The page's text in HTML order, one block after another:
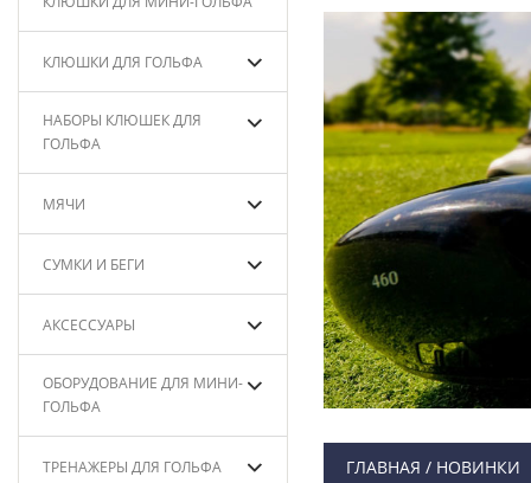
КЛЮШКИ ДЛЯ ГОЛЬФА
НАБОРЫ КЛЮШЕК ДЛЯ
ГОЛЬФА
МЯЧИ
СУМКИ И БЕГИ
АКСЕССУАРЫ
ОБОРУДОВАНИЕ ДЛЯ МИНИ-
ГОЛЬФА
ТРЕНАЖЕРЫ ДЛЯ ГОЛЬФА ГЛАВНАЯ / НОВИНКИ